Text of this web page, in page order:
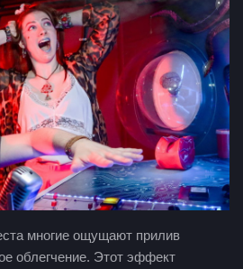
многие ощущают прилив
облегчение. Этот эффект